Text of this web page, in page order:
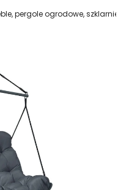
pergole ogrodowe, szklarnie